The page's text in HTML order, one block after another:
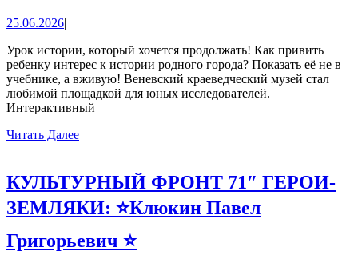
МОУ
25.06.202625.06.2026
|
Урок истории, который хочется продолжать! Как привить
ребенку интерес к истории родного города? Показать её не в
учебнике, а вживую! Веневский краеведческий музей стал
любимой площадкой для юных исследователей.
Интерактивный
Читать ДалееЧитать
КУЛЬТУРНЫЙ ФРОНТ 71″ ГЕРОИ-
ЗЕМЛЯКИ: ⭐Клюкин Павел
Григорьевич ⭐КУЛЬТУРНЫЙ